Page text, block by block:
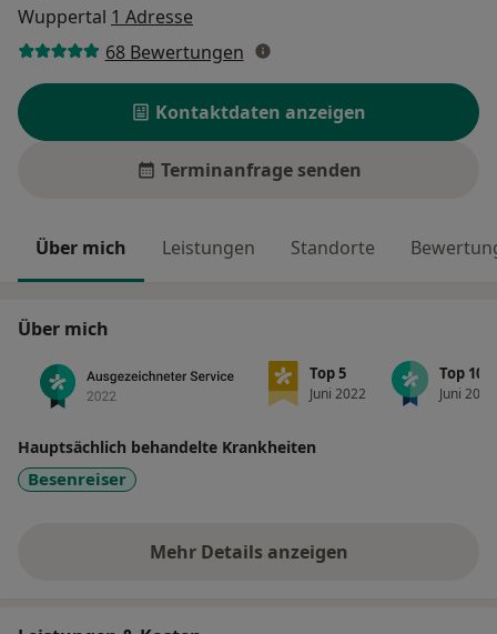
Wuppertal 1 Adresse
68 Bewertungen
Kontaktdaten anzeigen
Terminanfrage senden
Über mich Leistungen Standorte
Über mich
Top 5
Juni 2022
Top 10
Juni 2022
Hauptsächlich behandelte Krankheiten
Besenreiser
Mehr Details anzeigen
über Erfahrungen